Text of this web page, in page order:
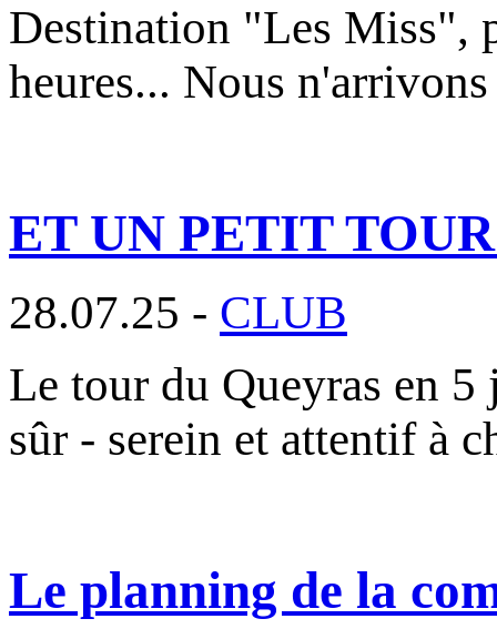
Destination "Les Miss",
heures... Nous
ET UN PETIT
28.07.25 - CLUB
Le tour du Queyras en 5
sûr - serein et attentif à
Le planning de la